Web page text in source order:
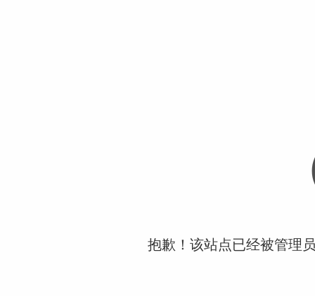
抱歉！该站点已经被管理